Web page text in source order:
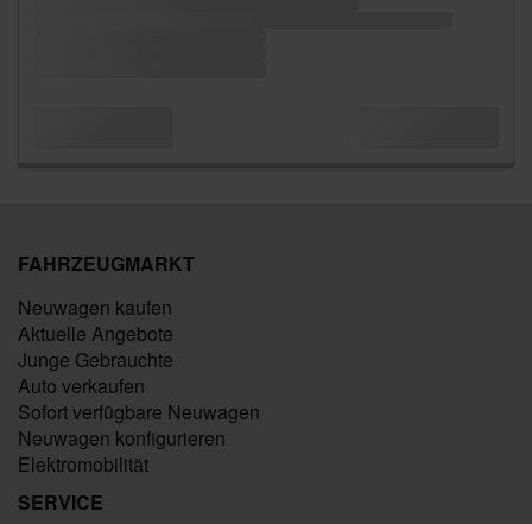
FAHRZEUGMARKT
Neuwagen kaufen
Aktuelle Angebote
Junge Gebrauchte
Auto verkaufen
Sofort verfügbare Neuwagen
Neuwagen konfigurieren
Elektromobilität
SERVICE